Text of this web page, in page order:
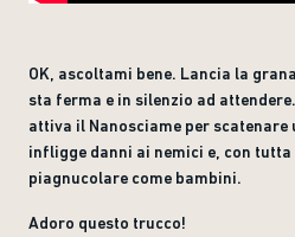
OK, ascoltami bene. Lancia la
sta ferma e in silenzio ad
attiva il Nanosciame per scatenare
infligge danni ai nemici e, con
piagnucolare come bambini.
Adoro questo trucco!